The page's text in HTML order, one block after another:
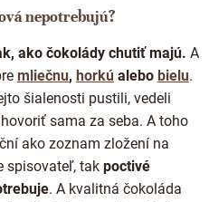
nepotrebujú?
ako čokolády chutiť majú. A
mliečnu, horkú alebo bielu.
šialenosti pustili, vedeli
sama za seba. A toho
ako zoznam zložení na
spisovateľ, tak poctivé
. A kvalitná čokoláda